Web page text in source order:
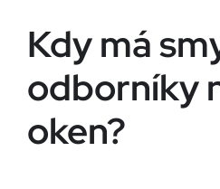
Kdy má
odborníky
oken?